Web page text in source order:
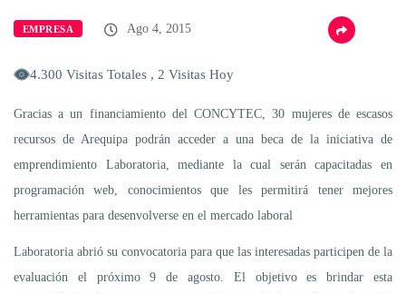
EMPRESA Ago 4, 2015
4.300 Visitas Totales , 2 Visitas Hoy
Gracias a un financiamiento del CONCYTEC, 30 mujeres de escasos
recursos de Arequipa podrán acceder a una beca de la iniciativa de
emprendimiento Laboratoria, mediante la cual serán capacitadas en
programación web, conocimientos que les permitirá tener mejores
herramientas para desenvolverse en el mercado laboral
Laboratoria abrió su convocatoria para que las interesadas participen de la
evaluación el próximo 9 de agosto. El objetivo es brindar esta